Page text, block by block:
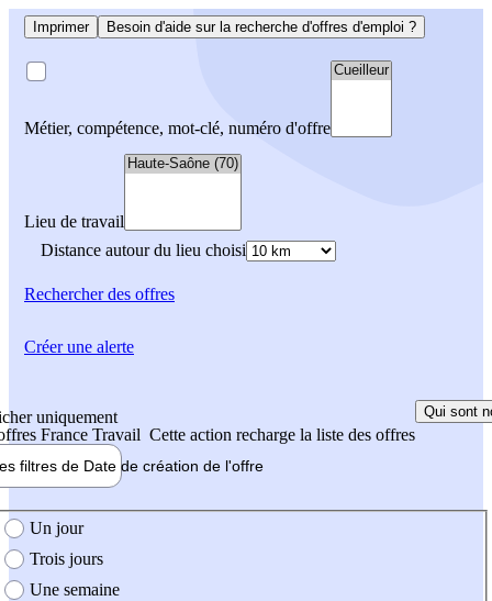
Imprimer Besoin d'aide sur la recherche d'offres d'emploi ?
Métier, compétence, mot-clé, numéro d'offre
Lieu de travail
Distance autour du lieu choisi
Rechercherdes offres
uniquement
France Travail Cette action recharge la liste des offres
Qui sont
filtres de Date de création de l'offre
création de l'offre
Un jour
Trois jours
Une semaine
Créer une alerte